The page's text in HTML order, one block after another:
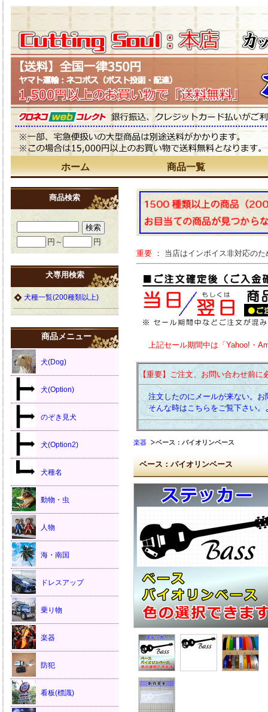
ホーム 商品一覧
重要 ： 当店はインボイス非対応の
上記セール期間中は「Yahoo!・
【重要】ご注文、お問い合わせ前に
注文したのにメールが来ない。お
そんな時はこちらをご覧下さい。
楽器 ベース：バイオリンベース
ベース：バイオリンベース
商品検索
円～ 円
犬専用検索
犬種一覧(200種類以上)
商品メニュー
犬(Dog)
犬(Option)
のぞき見犬
犬(Option2)
犬種名
動物・虫
人物
海・南国
ドレスアップ
乗り物
楽器
防犯
看板(標識)